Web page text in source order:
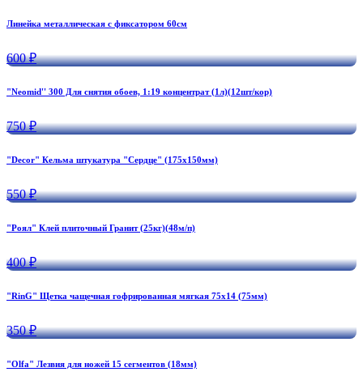
Линейка металлическая с фиксатором 60см
600 ₽
"Neomid'' 300 Для снятия обоев, 1:19 концентрат (1л)(12шт/кор)
750 ₽
"Decor" Кельма штукатура "Сердце" (175х150мм)
550 ₽
"Роял" Клей плиточный Гранит (25кг)(48м/п)
400 ₽
"RinG" Щетка чащечная гофрированная мягкая 75х14 (75мм)
350 ₽
"Olfa" Лезвия для ножей 15 сегментов (18мм)